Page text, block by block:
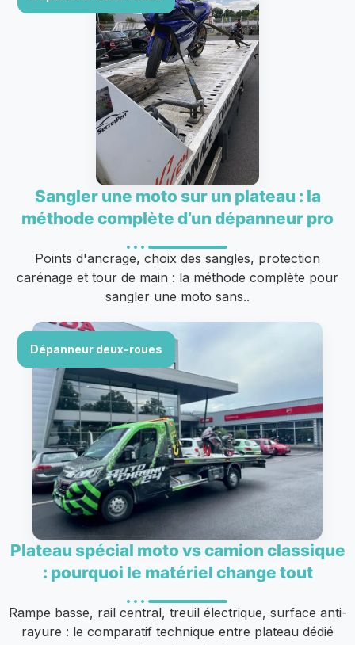
Sangler une moto sur un plateau : la
méthode complète d’un dépanneur pro
Points d'ancrage, choix des sangles, protection
carénage et tour de main : la méthode complète pour
sangler une moto sans..
Dépanneur deux-roues
Plateau spécial moto vs camion classique
: pourquoi le matériel change tout
Rampe basse, rail central, treuil électrique, surface anti-
rayure : le comparatif technique entre plateau dédié